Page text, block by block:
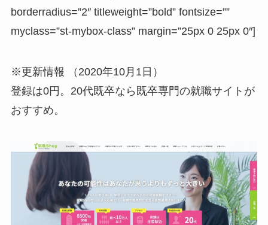
borderradius=”2″ titleweight=”bold” fontsize=””
myclass=”st-mybox-class” margin=”25px 0 25px 0″]
※更新情報 （2020年10月1日）
登録は0円。20代既卒なら既卒専門の就職サイトが
おすすめ。